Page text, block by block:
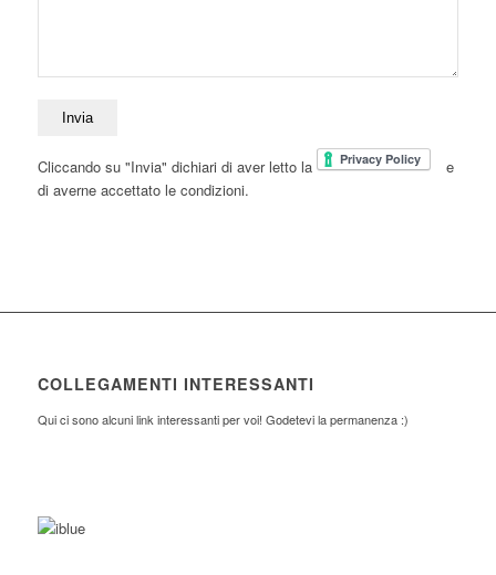
Cliccando su "Invia" dichiari di aver letto la
e
di averne accettato le condizioni.
COLLEGAMENTI INTERESSANTI
Qui ci sono alcuni link interessanti per voi! Godetevi la permanenza :)